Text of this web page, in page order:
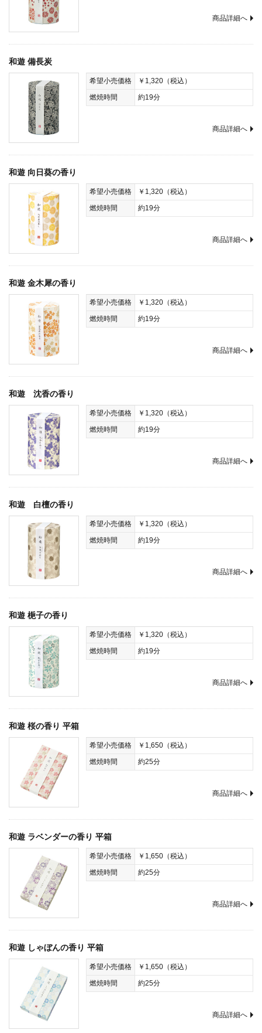
商品詳細へ
和遊 備長炭
希望小売価格
￥1,320（税込）
燃焼時間
約19分
商品詳細へ
和遊 向日葵の香り
希望小売価格
￥1,320（税込）
燃焼時間
約19分
商品詳細へ
和遊 金木犀の香り
希望小売価格
￥1,320（税込）
燃焼時間
約19分
商品詳細へ
和遊 沈香の香り
希望小売価格
￥1,320（税込）
燃焼時間
約19分
商品詳細へ
和遊 白檀の香り
希望小売価格
￥1,320（税込）
燃焼時間
約19分
商品詳細へ
和遊 梔子の香り
希望小売価格
￥1,320（税込）
燃焼時間
約19分
商品詳細へ
和遊 桜の香り 平箱
希望小売価格
￥1,650（税込）
燃焼時間
約25分
商品詳細へ
和遊 ラベンダーの香り 平箱
希望小売価格
￥1,650（税込）
燃焼時間
約25分
商品詳細へ
和遊 しゃぼんの香り 平箱
希望小売価格
￥1,650（税込）
燃焼時間
約25分
商品詳細へ